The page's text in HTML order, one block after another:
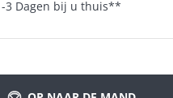
3 Dagen bij u thuis**